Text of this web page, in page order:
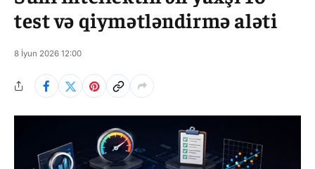
test və qiymətləndirmə aləti
8 İyun 2026 12:00